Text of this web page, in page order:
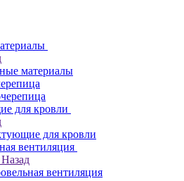
материалы
для кровли
для кровли
вентиляция
Назад
вентиляция